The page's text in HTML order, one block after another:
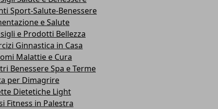
Sport-Salute-Benessere
e Salute
e Prodotti Bellezza
Ginnastica in Casa
Malattie e Cura
Benessere Spa e Terme
per Dimagrire
Dietetiche Light
Fitness in Palestra